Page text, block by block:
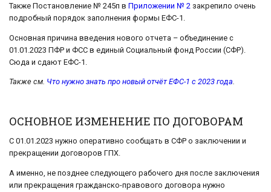
Также Постановление № 245п в Приложении № 2 закрепило очень
подробный порядок заполнения формы ЕФС-1.
Основная причина введения нового отчета – объединение с
01.01.2023 ПФР и ФСС в единый Социальный фонд России (СФР).
Сюда и сдают ЕФС-1.
Также см. Что нужно знать про новый отчёт ЕФС-1 с 2023 года.
ОСНОВНОЕ ИЗМЕНЕНИЕ ПО ДОГОВОРАМ
С 01.01.2023 нужно оперативно сообщать в СФР о заключении и
прекращении договоров ГПХ.
А именно, не позднее следующего рабочего дня после заключения
или прекращения гражданско-правового договора нужно